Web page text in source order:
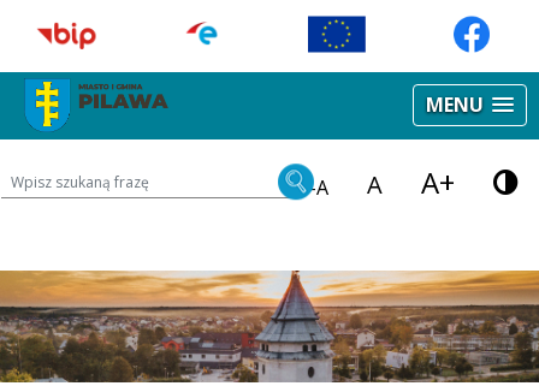
MENU
Wyszukiwarka treści na stronie -A A A+